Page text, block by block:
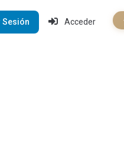
Sesión Acceder